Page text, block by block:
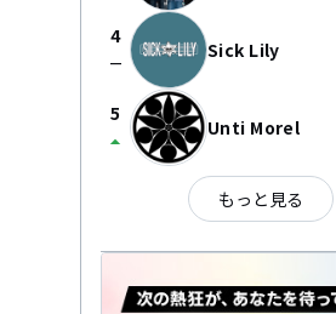
4
check_indeterminate_small Sick Lily
5
arrow_drop_up Unti Morel
もっと見る